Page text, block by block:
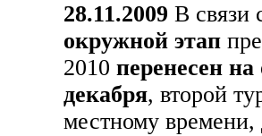
28.11.2009 В связи
окружной этап
2010 перенесен
декабря, второй
местному времени,